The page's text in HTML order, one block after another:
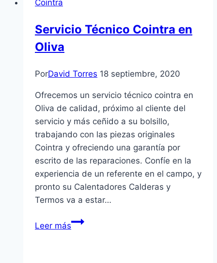
Cointra
Servicio Técnico Cointra en
Oliva
PorDavid Torres 18 septiembre, 2020
Ofrecemos un servicio técnico cointra en
Oliva de calidad, próximo al cliente del
servicio y más ceñido a su bolsillo,
trabajando con las piezas originales
Cointra y ofreciendo una garantía por
escrito de las reparaciones. Confíe en la
experiencia de un referente en el campo, y
pronto su Calentadores Calderas y
Termos va a estar…
Leer másServicio